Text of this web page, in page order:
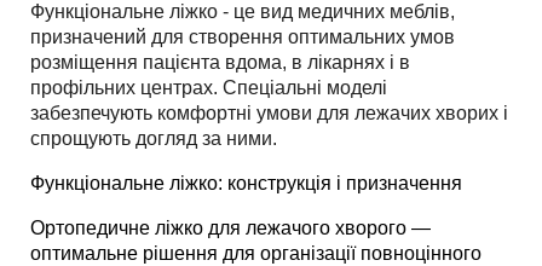
Функціональне ліжко - це вид медичних меблів,
призначений для створення оптимальних умов
розміщення пацієнта вдома, в лікарнях і в
профільних центрах. Спеціальні моделі
забезпечують комфортні умови для лежачих хворих і
спрощують догляд за ними.
Функціональне ліжко: конструкція і призначення
Ортопедичне ліжко для лежачого хворого —
оптимальне рішення для організації повноцінного